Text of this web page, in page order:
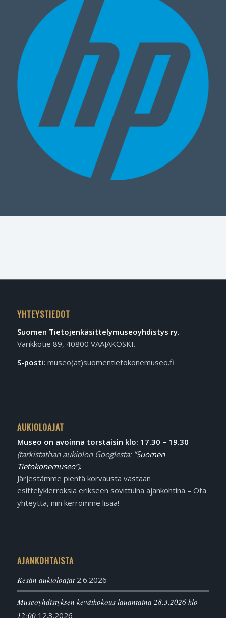
YHTEYSTIEDOT
Suomen Tietojen­käsittely­museo­yhdistys ry.
Varikkotie 89, 40800 VAAJAKOSKI.
S-posti: museo(at)suomentietokonemuseo.fi
AUKIOLOAJAT
Museo on avoinna torstaisin klo: 17.30 – 19.30
(tarkistathan aukiolon Googlesta: ”Suomen
Tietokonemuseo”).
Järjestämme pientä korvausta vastaan
esittelykierroksia erikseen sovittuina ajankohtina – Ota
yhteyttä, niin kerromme lisää!
AJANKOHTAISTA
Kesän aukioloajat 2.6.2026
Museoyhdistyksen kevätkokous lauantaina 28.3.2026 klo
12:00 12.3.2026